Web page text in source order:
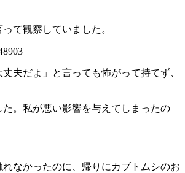
て観察していました。
夫だよ」と言っても怖がって持てず、
。私が悪い影響を与えてしまったの
なかったのに、帰りにカブトムシのお